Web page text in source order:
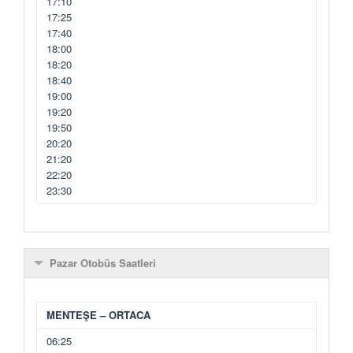
17:25
17:40
18:00
18:20
18:40
19:00
19:20
19:50
20:20
21:20
22:20
23:30
Pazar Otobüs Saatleri
MENTEŞE – ORTACA
06:25